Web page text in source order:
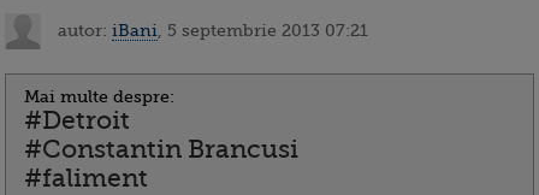
autor: iBani , 5 septembrie 2013 07:21
Mai multe despre:
#Detroit
#Constantin Brancusi
#faliment